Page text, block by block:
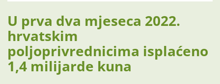
U prva dva mjeseca 2022.
hrvatskim
poljoprivrednicima isplaćeno
1,4 milijarde kuna